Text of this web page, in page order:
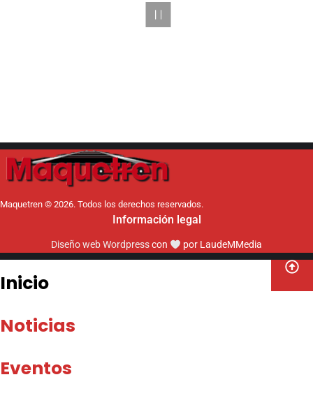
Maquetren © 2026. Todos los derechos reservados.
Información legal
Diseño web Wordpresscon por LaudeMMedia
Inicio
Noticias
Eventos